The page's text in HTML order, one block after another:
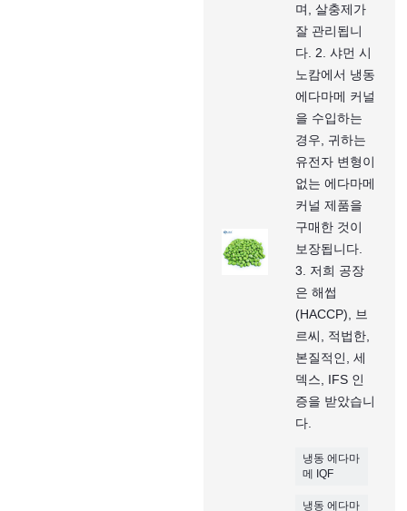
며, 살충제가
잘 관리됩니
다. 2. 샤먼 시
노캄에서 냉동
에다마메 커널
을 수입하는
경우, 귀하는
유전자 변형이
없는 에다마메
커널 제품을
구매한 것이
보장됩니다.
3. 저희 공장
은 해썹
(HACCP), 브
르씨, 적법한,
본질적인, 세
덱스, IFS 인
증을 받았습니
다.
냉동 에다마
메 IQF
냉동 에다마